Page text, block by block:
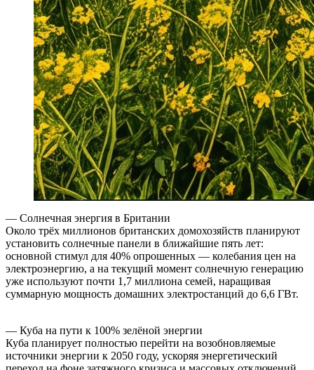
— Солнечная энергия в Британии
Около трёх миллионов британских домохозяйств планируют
установить солнечные панели в ближайшие пять лет:
основной стимул для 40% опрошенных — колебания цен на
электроэнергию, а на текущий момент солнечную генерацию
уже используют почти 1,7 миллиона семей, наращивая
суммарную мощность домашних электростанций до 6,6 ГВт.
— Куба на пути к 100% зелёной энергии
Куба планирует полностью перейти на возобновляемые
источники энергии к 2050 году, ускоряя энергетический